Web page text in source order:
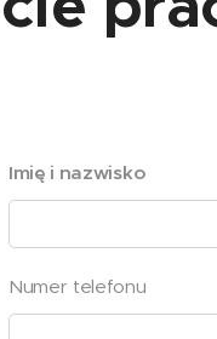
Imię i nazwisko
Numer telefonu